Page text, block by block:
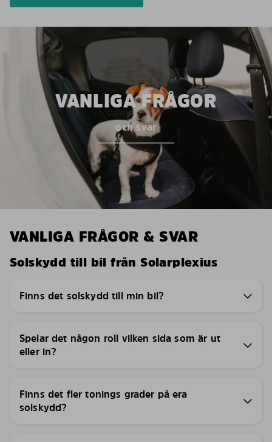
VANLIGA FRÅGOR
och svar
VANLIGA FRÅGOR & SVAR
Solskydd till bil från Solarplexius
Finns det solskydd till min bil?
Spelar det någon roll vilken sida som är ut
eller in?
Finns det fler tonings grader på era
solskydd?